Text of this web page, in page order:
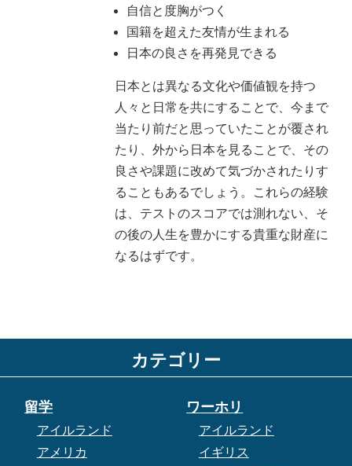
自信と度胸がつく
国籍を超えた友情が生まれる
日本の良さを再発見できる
日本とは異なる文化や価値観を持つ
人々と日常を共にすることで、今まで
当たり前だと思っていたことが覆され
たり、外から日本を見ることで、その
良さや課題に改めて気づかされたりす
ることもあるでしょう。これらの経験
は、テストのスコアでは測れない、そ
の後の人生を豊かにする貴重な財産に
なるはずです。
カテゴリー
留学
アイルランド
アメリカ
ワーホリ
アイルランド
イギリス